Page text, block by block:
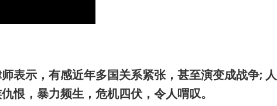
表示，有感近年多国关系紧张，甚至演变成战争;
恨，暴力频生，危机四伏，令人喟叹。